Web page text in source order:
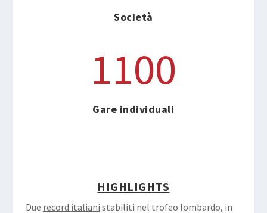
Società
1100
Gare individuali
HIGHLIGHTS
Due record italiani stabiliti nel trofeo lombardo, in